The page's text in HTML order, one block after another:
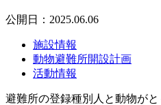
公開日：2025.06.06
施設情報
動物避難所開設計画
活動情報
避難所の登録種別 人と動物が